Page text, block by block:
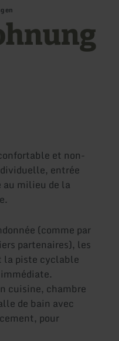
et non-
entrée
milieu de la
(comme par
partenaires), les
la piste cyclable
cuisine, chambre
de bain avec
pour